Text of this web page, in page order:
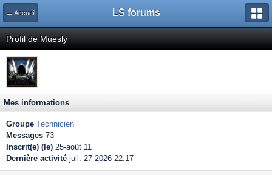
← Accueil LS forums
Profil de Muesly
Mes informations
Groupe Technicien
Messages 73
Inscrit(e) (le) 25-août 11
Dernière activité juil. 27 2026 22:17